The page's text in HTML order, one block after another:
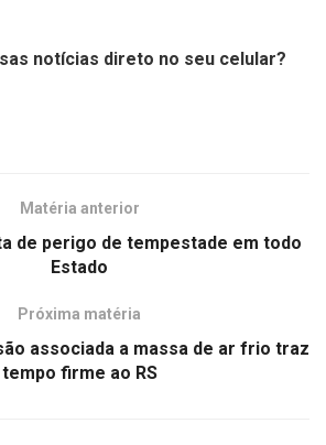
notícias direto no seu celular?
Matéria anterior
de perigo de tempestade em todo
Estado
Próxima matéria
associada a massa de ar frio traz
tempo firme ao RS